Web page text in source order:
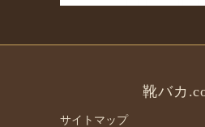
靴バカ
サイトマップ